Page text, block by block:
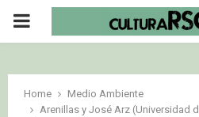
PRIMARY
Home
Medio Ambiente
Arenillas y José Arz (Universidad